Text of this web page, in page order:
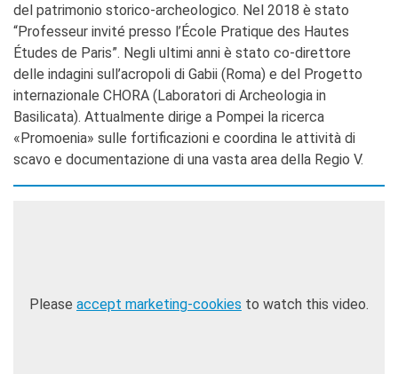
del patrimonio storico-archeologico. Nel 2018 è stato
“Professeur invité presso l’École Pratique des Hautes
Études de Paris”. Negli ultimi anni è stato co-direttore
delle indagini sull’acropoli di Gabii (Roma) e del Progetto
internazionale CHORA (Laboratori di Archeologia in
Basilicata). Attualmente dirige a Pompei la ricerca
«Promoenia» sulle fortificazioni e coordina le attività di
scavo e documentazione di una vasta area della Regio V.
Please accept marketing-cookies to watch this video.